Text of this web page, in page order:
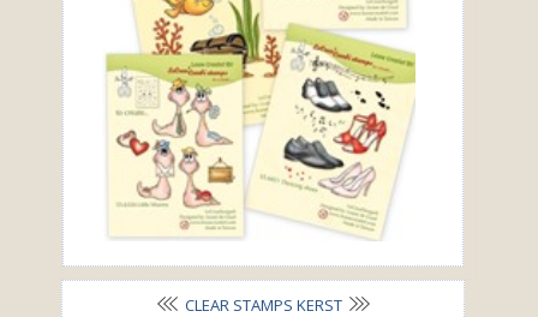
CLEAR STAMPS KERST